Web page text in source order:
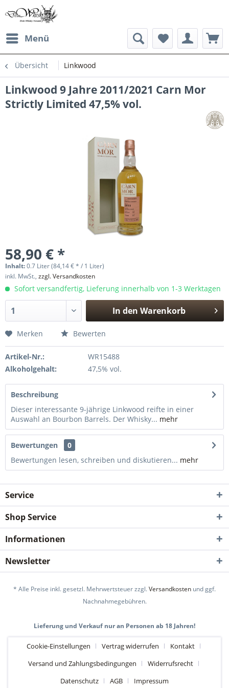
Menü
Übersicht Linkwood
Linkwood 9 Jahre 2011/2021 Carn Mor
Strictly Limited 47,5% vol.
58,90 € *
Inhalt:0.7 Liter (84,14 € * / 1 Liter)
inkl. MwSt., zzgl. Versandkosten
Sofort versandfertig, Lieferung innerhalb von 1-3 Werktagen
In den Warenkorb
Merken Bewerten
Artikel-Nr.:
WR15488
Alkoholgehalt:
47,5% vol.
Beschreibung
Dieser interessante 9-jährige Linkwood reifte in einer
Auswahl an Bourbon Barrels. Der Whisky... mehr
Bewertungen
0
Bewertungen lesen, schreiben und diskutieren... mehr
Service
Shop Service
Informationen
Newsletter
* Alle Preise inkl. gesetzl. Mehrwertsteuer zzgl.Versandkosten und ggf.
Nachnahmegebühren.
Lieferung und Verkauf nur an Personen ab 18 Jahren!
Cookie-Einstellungen Vertrag widerrufen
Kontakt
Versand und Zahlungsbedingungen
Widerrufsrecht
Datenschutz
AGB Impressum